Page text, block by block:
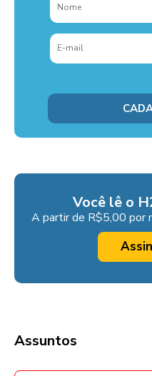
Você lê o
A partir de R$5,00 por
Assuntos